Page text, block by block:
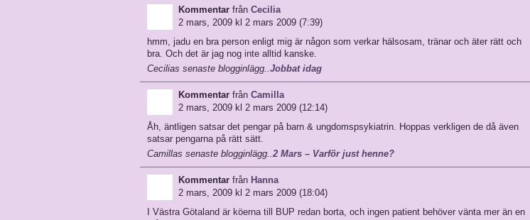
Kommentar från Cecilia
2 mars, 2009 kl 2 mars 2009 (7:39)
hmm, jadu en bra person enligt mig är någon som verkar hälsosam, tränar och äter rätt och
bra. Och det är jag nog inte alltid kanske.
Cecilias senaste blogginlägg..Jobbat idag
Kommentar från Camilla
2 mars, 2009 kl 2 mars 2009 (12:14)
Åh, äntligen satsar det pengar på barn & ungdomspsykiatrin. Hoppas verkligen de då även
satsar pengarna på rätt sätt.
Camillas senaste blogginlägg..2 Mars – Varför just henne?
Kommentar från Hanna
2 mars, 2009 kl 2 mars 2009 (18:04)
I Västra Götaland är köerna till BUP redan borta, och ingen patient behöver vänta mer än en